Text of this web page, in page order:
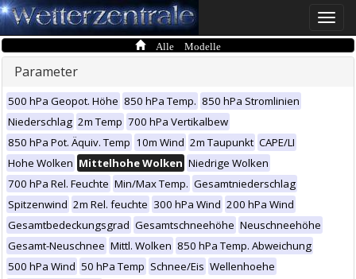
Toggle
Alle Modelle
Parameter
500 hPa Geopot. Höhe 850 hPa Temp. 850 hPa Stromlinien
Niederschlag 2m Temp 700 hPa Vertikalbew
850 hPa Pot. Äquiv. Temp 10m Wind 2m Taupunkt CAPE/LI
Hohe Wolken Mittelhohe Wolken Niedrige Wolken
700 hPa Rel. Feuchte Min/Max Temp. Gesamtniederschlag
Spitzenwind 2m Rel. feuchte 300 hPa Wind 200 hPa Wind
Gesamtbedeckungsgrad Gesamtschneehöhe Neuschneehöhe
Gesamt-Neuschnee Mittl. Wolken 850 hPa Temp. Abweichung
500 hPa Wind 50 hPa Temp Schnee/Eis Wellenhoehe